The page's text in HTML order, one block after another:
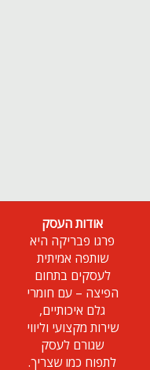
אודות העסק
פרגו פבריקה היא
שותפה אמיתית
לעסקים בתחום
הפיצה – עם חומרי
גלם איכותיים,
שירות מקצועי וליווי
שגורם לעסק
לתפוח כמו שצריך.